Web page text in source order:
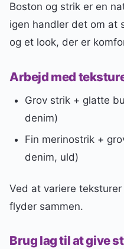
Boston og strik er en
igen handler det om at
og et look, der er
Arbejd med
Grov strik + glatte
denim)
Fin merinostrik +
denim, uld)
Ved at variere
flyder sammen.
Brug lag til at give